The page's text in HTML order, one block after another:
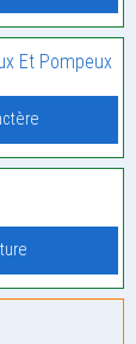
Et Pompeux